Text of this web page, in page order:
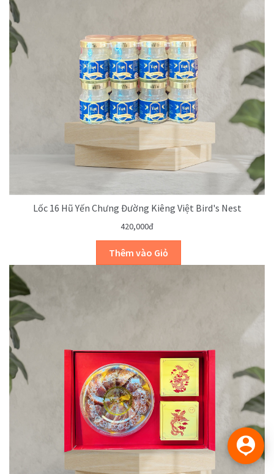
Lốc 16 Hũ Yến Chưng Đường Kiêng Việt Bird's Nest
420,000đ
